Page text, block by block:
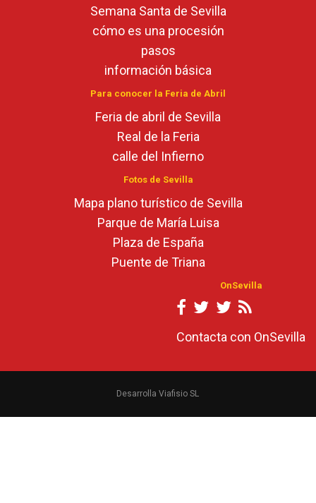
Semana Santa de Sevilla
cómo es una procesión
pasos
información básica
Para conocer la Feria de Abril
Feria de abril de Sevilla
Real de la Feria
calle del Infierno
Fotos de Sevilla
Mapa plano turístico de Sevilla
Parque de María Luisa
Plaza de España
Puente de Triana
OnSevilla
Contacta con OnSevilla
Desarrolla Viafisio SL